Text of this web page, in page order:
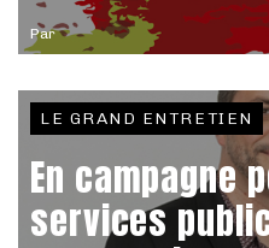
Par
LE GRAND ENTRETIEN
En campagne
services